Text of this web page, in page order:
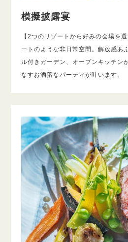
模擬披露宴
【2つのリゾートから好みの会場を
ートのような非日常空間。解放感あ
ル付きガーデン、オープンキッチン
なすお洒落なパーティが叶います。